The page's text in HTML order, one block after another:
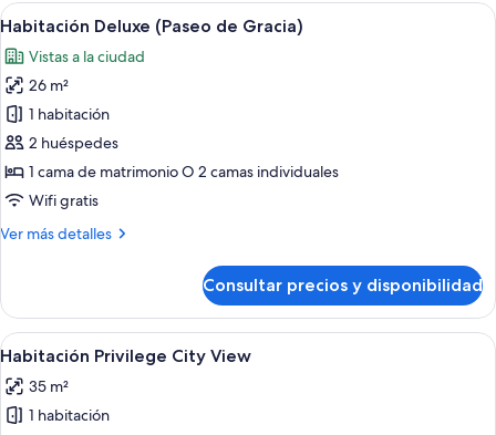
Abrir
todas
las
fotos
de
Habitación
Deluxe
(Paseo
Gracia)
Habitación de hotel con una cama
4
Habitación Deluxe (Paseo de Gracia)
Vistas a la ciudad
26 m²
1 habitación
2 huéspedes
1 cama de matrimonio O 2 camas individuales
Wifi gratis
Ver más detalles
Más
Deluxe
(Paseo
de
Consultar precios y disponibilidad
Abrir
todas
las
fotos
Habitación de hotel con cama,
4
Habitación Privilege City View
35 m²
1 habitación